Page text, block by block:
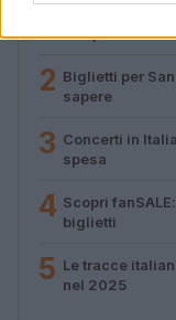
Tiro, nuove
2 Biglietti per
sapere
3 Concerti in
spesa
4 Scopri
biglietti
5 Le tracce
nel 2025